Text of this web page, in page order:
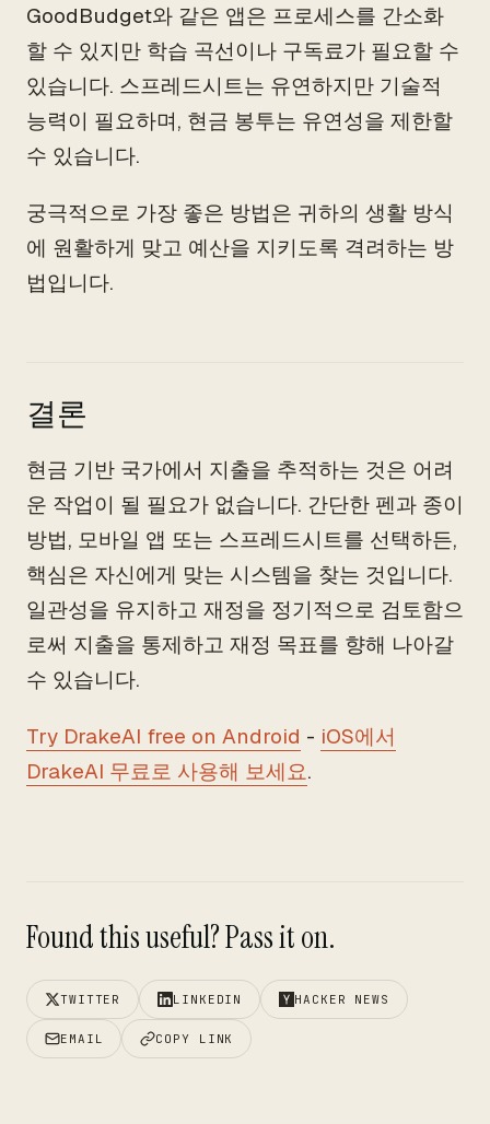
GoodBudget와 같은 앱은 프로세스를 간소화
할 수 있지만 학습 곡선이나 구독료가 필요할 수
있습니다. 스프레드시트는 유연하지만 기술적
능력이 필요하며, 현금 봉투는 유연성을 제한할
수 있습니다.
궁극적으로 가장 좋은 방법은 귀하의 생활 방식
에 원활하게 맞고 예산을 지키도록 격려하는 방
법입니다.
결론
현금 기반 국가에서 지출을 추적하는 것은 어려
운 작업이 될 필요가 없습니다. 간단한 펜과 종이
방법, 모바일 앱 또는 스프레드시트를 선택하든,
핵심은 자신에게 맞는 시스템을 찾는 것입니다.
일관성을 유지하고 재정을 정기적으로 검토함으
로써 지출을 통제하고 재정 목표를 향해 나아갈
수 있습니다.
Try DrakeAI free on Android - iOS에서
DrakeAI 무료로 사용해 보세요.
Found this useful? Pass it on.
TWITTER LINKEDIN HACKER NEWS
EMAIL COPY LINK